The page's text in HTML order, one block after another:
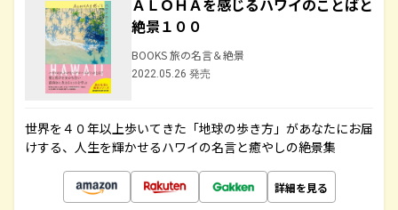
ＡＬＯＨＡを感じるハワイのことばと
絶景１００
BOOKS 旅の名言＆絶景
2022.05.26 発売
世界を４０年以上歩いてきた「地球の歩き方」があなたにお届
けする、人生を輝かせるハワイの名言と癒やしの絶景集
詳細を見る